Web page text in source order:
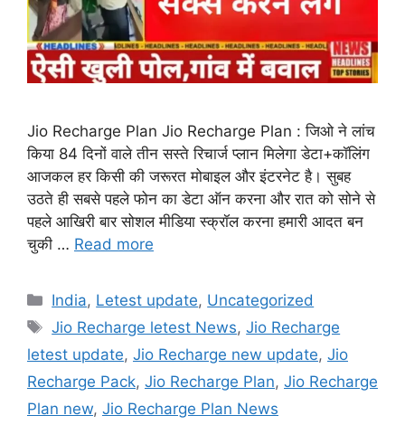
Jio Recharge Plan Jio Recharge Plan : जिओ ने लांच
किया 84 दिनों वाले तीन सस्ते रिचार्ज प्लान मिलेगा डेटा+कॉलिंग
आजकल हर किसी की जरूरत मोबाइल और इंटरनेट है। सुबह
उठते ही सबसे पहले फोन का डेटा ऑन करना और रात को सोने से
पहले आखिरी बार सोशल मीडिया स्क्रॉल करना हमारी आदत बन
चुकी … Read more
Categories
India, Letest update, Uncategorized
Tags
Jio Recharge letest News,Jio Recharge
letest update, Jio Recharge new update, Jio
Recharge Pack, Jio Recharge Plan, Jio Recharge
Plan new, Jio Recharge Plan News